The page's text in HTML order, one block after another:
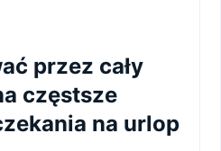
przez cały
częstsze
na urlop